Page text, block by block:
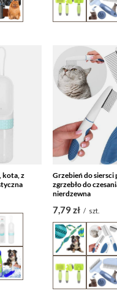
kota, z
Grzebień do siersci
zgrzebło do
nierdzewna
7,79 zł / szt.